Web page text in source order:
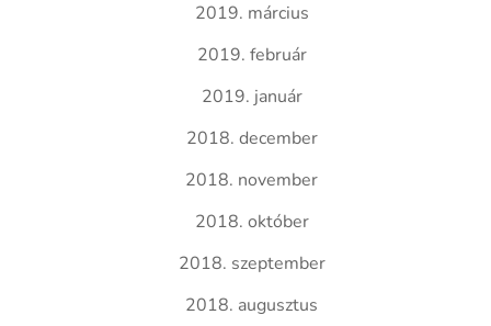
2019. március
2019. február
2019. január
2018. december
2018. november
2018. október
2018. szeptember
2018. augusztus